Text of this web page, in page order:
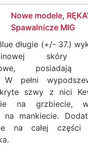
Nowe modele,
Spawalnicze MIG
długie (+/- 37.)
skóry
posiadają
W pełni
szwy z nici
na grzbiecie,
mankiecie.
na całej części